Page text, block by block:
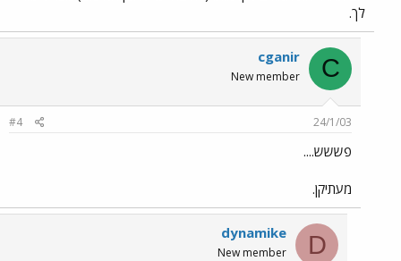
לך.
C
cganir
New member
24/1/03
#4
פששש....
מעתיקן.
D
dynamike
New member